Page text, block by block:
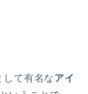
て有名なアイ